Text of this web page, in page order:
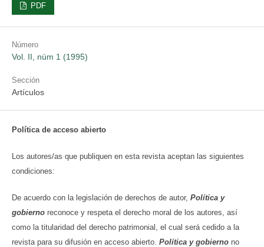
PDF
Número
Vol. II, núm 1 (1995)
Sección
Artículos
Política de acceso abierto
Los autores/as que publiquen en esta revista aceptan las siguientes
condiciones:
De acuerdo con la legislación de derechos de autor, Política y
gobierno reconoce y respeta el derecho moral de los autores, así
como la titularidad del derecho patrimonial, el cual será cedido a la
revista para su difusión en acceso abierto. Política y gobierno no